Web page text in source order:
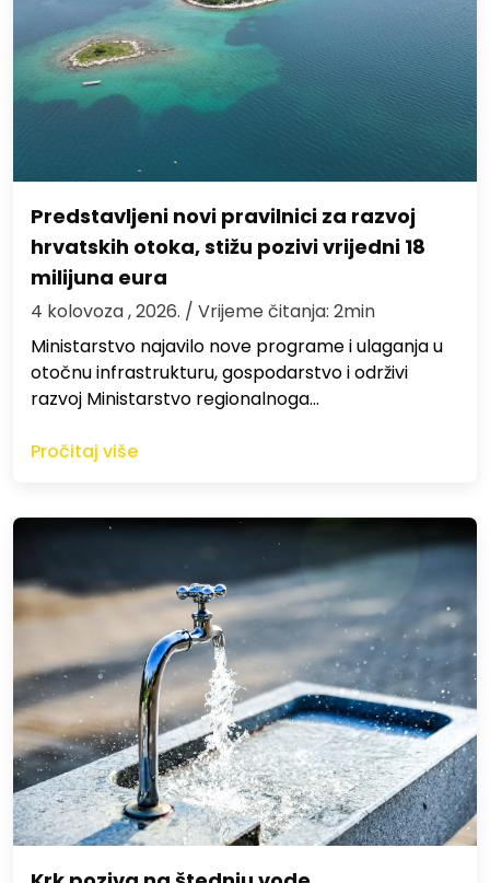
Predstavljeni novi pravilnici za razvoj
hrvatskih otoka, stižu pozivi vrijedni 18
milijuna eura
4 kolovoza , 2026. / Vrijeme čitanja: 2min
Ministarstvo najavilo nove programe i ulaganja u
otočnu infrastrukturu, gospodarstvo i održivi
razvoj Ministarstvo regionalnoga…
Pročitaj više